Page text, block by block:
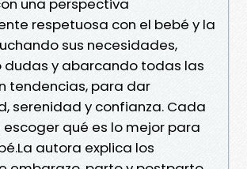
una perspectiva
respetuosa con el bebé y la
sus necesidades,
dudas y abarcando todas las
tendencias, para dar
serenidad y confianza. Cada
qué es lo mejor para
autora explica los